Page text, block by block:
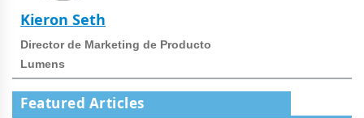
Kieron Seth
Director de Marketing de Producto
Lumens
Featured Articles